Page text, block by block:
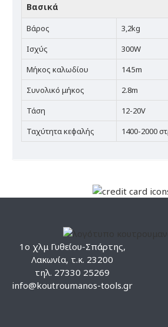
Βασικά
Βάρος
3,2kg
Ισχύς
300W
Μήκος καλωδίου
14.5m
Συνολικό μήκος
2.8m
Τάση
12-20V
Ταχύτητα κεφαλής
1400-2000
1ο χλμ Γυθείου-Σπάρτης,
Λακωνία, τ.κ. 23200
τηλ. 27330 25269
info@koutroumanos-tools.gr